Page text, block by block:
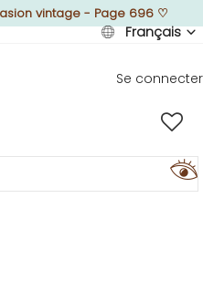
vintage - Page 696 ♡
Français
Se connecter